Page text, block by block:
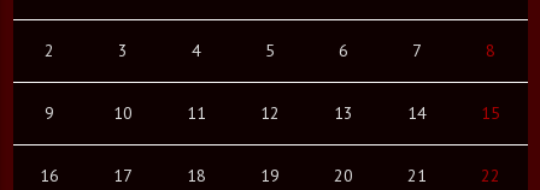
2 3 4 5 6 7 8
9 10 11 12 13 14 15
16 17 18 19 20 21 22